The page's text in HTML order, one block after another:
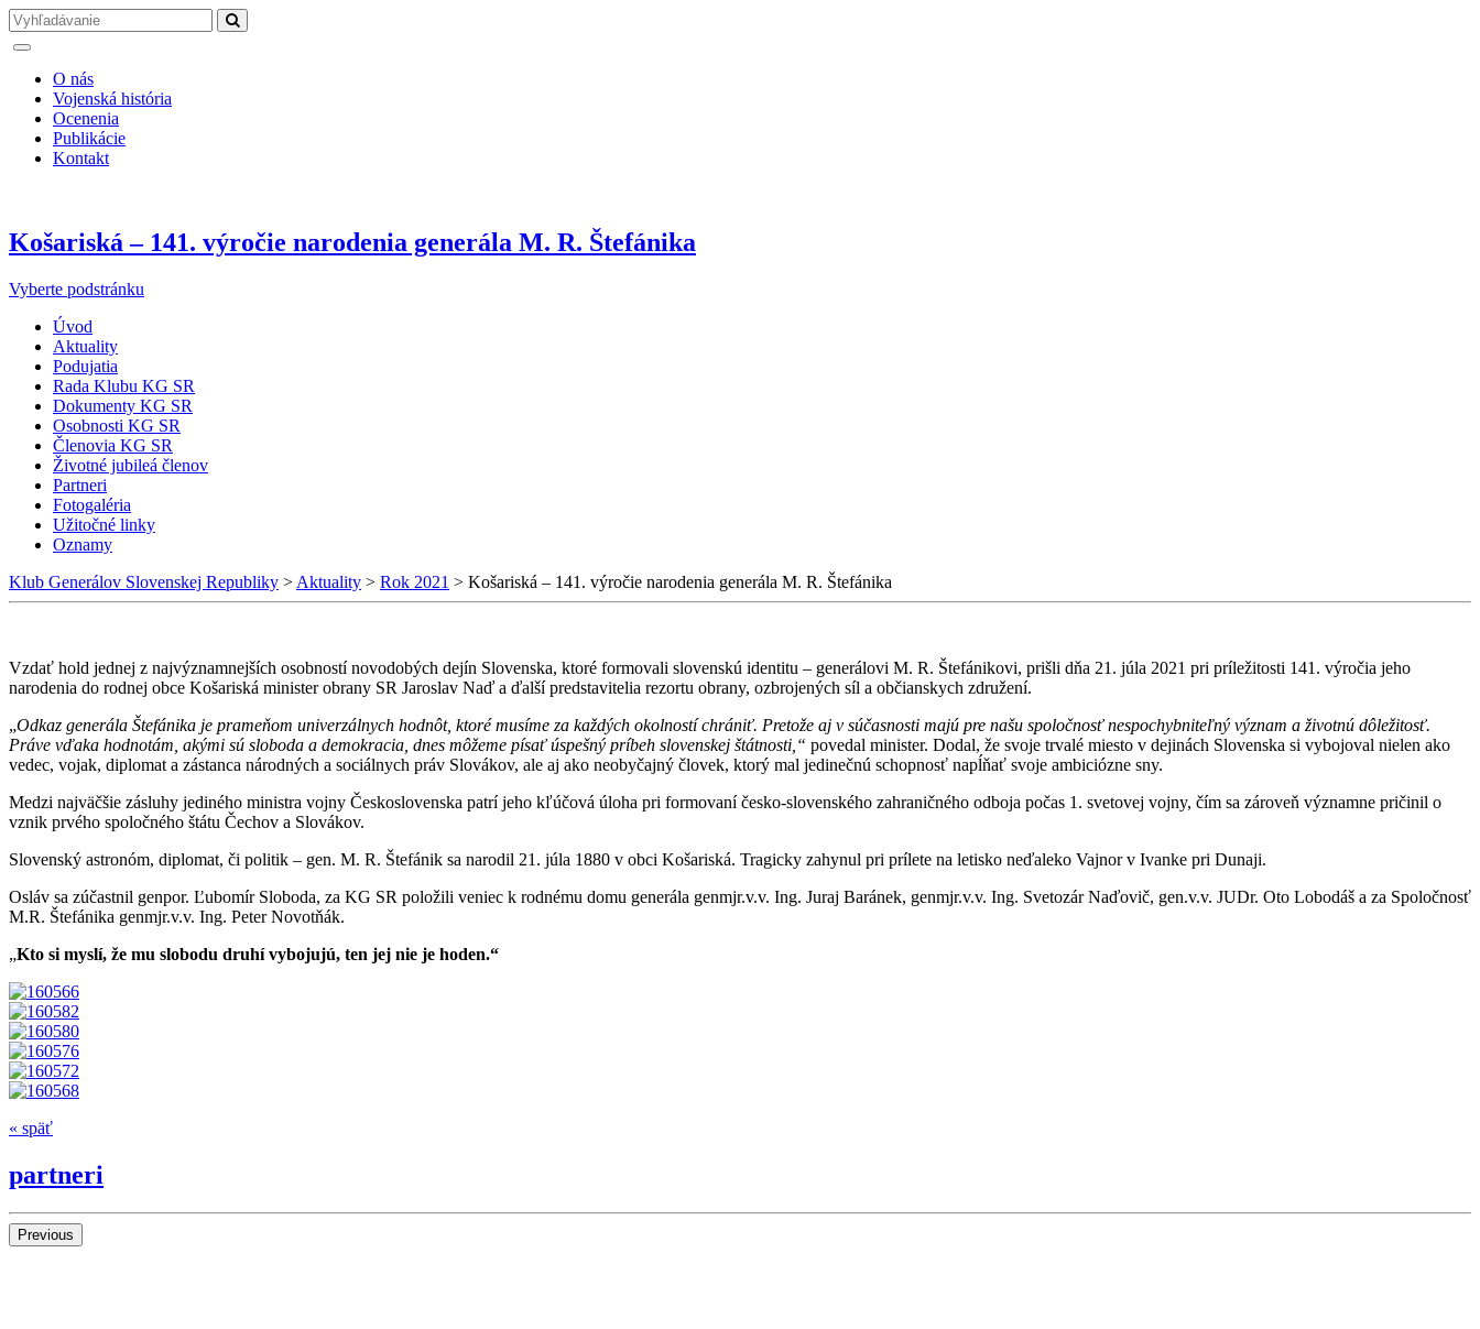
O nás
Vojenská história
Ocenenia
Publikácie
Kontakt
Košariská – 141. výročie narodenia generála M. R. Štefánika
Vyberte podstránku
Úvod
Aktuality
Podujatia
Rada Klubu KG SR
Dokumenty KG SR
Osobnosti KG SR
Členovia KG SR
Životné jubileá členov
Partneri
Fotogaléria
Užitočné linky
Oznamy
Klub Generálov Slovenskej Republiky > Aktuality > Rok 2021 > Košariská – 141. výročie narodenia generála M. R. Štefánika
Vzdať hold jednej z najvýznamnejších osobností novodobých dejín Slovenska, ktoré formovali slovenskú identitu – generálovi M. R. Štefánikovi, prišli dňa 21. júla 2021 pri príležitosti 141. výročia jeho
narodenia do rodnej obce Košariská minister obrany SR Jaroslav Naď a ďalší predstavitelia rezortu obrany, ozbrojených síl a občianskych združení.
„Odkaz generála Štefánika je prameňom univerzálnych hodnôt, ktoré musíme za každých okolností chrániť. Pretože aj v súčasnosti majú pre našu spoločnosť nespochybniteľný význam a životnú dôležitosť.
Práve vďaka hodnotám, akými sú sloboda a demokracia, dnes môžeme písať úspešný príbeh slovenskej štátnosti,“ povedal minister. Dodal, že svoje trvalé miesto v dejinách Slovenska si vybojoval nielen ako
vedec, vojak, diplomat a zástanca národných a sociálnych práv Slovákov, ale aj ako neobyčajný človek, ktorý mal jedinečnú schopnosť napĺňať svoje ambiciózne sny.
Medzi najväčšie zásluhy jediného ministra vojny Československa patrí jeho kľúčová úloha pri formovaní česko-slovenského zahraničného odboja počas 1. svetovej vojny, čím sa zároveň významne pričinil o
vznik prvého spoločného štátu Čechov a Slovákov.
Slovenský astronóm, diplomat, či politik – gen. M. R. Štefánik sa narodil 21. júla 1880 v obci Košariská. Tragicky zahynul pri prílete na letisko neďaleko Vajnor v Ivanke pri Dunaji.
Osláv sa zúčastnil genpor. Ľubomír Sloboda, za KG SR položili veniec k rodnému domu generála genmjr.v.v. Ing. Juraj Baránek, genmjr.v.v. Ing. Svetozár Naďovič, gen.v.v. JUDr. Oto Lobodáš a za Spoločnosť
M.R. Štefánika genmjr.v.v. Ing. Peter Novotňák.
„Kto si myslí, že mu slobodu druhí vybojujú, ten jej nie je hoden.“
« späť
partneri
Previous